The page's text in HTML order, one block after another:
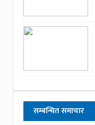
सम्बन्धित समाचार